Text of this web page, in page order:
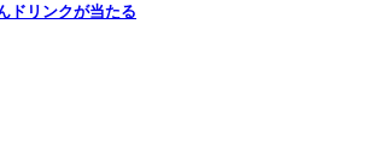
ドリンクが当たる